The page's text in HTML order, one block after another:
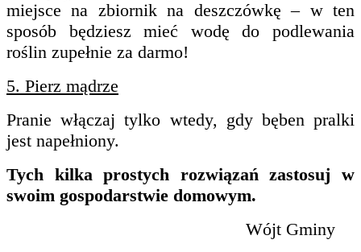
miejsce na zbiornik na deszczówkę – w ten
sposób będziesz mieć wodę do podlewania
roślin zupełnie za darmo!
5. Pierz mądrze
Pranie włączaj tylko wtedy, gdy bęben pralki
jest napełniony.
Tych kilka prostych rozwiązań zastosuj w
swoim gospodarstwie domowym.
Wójt Gminy